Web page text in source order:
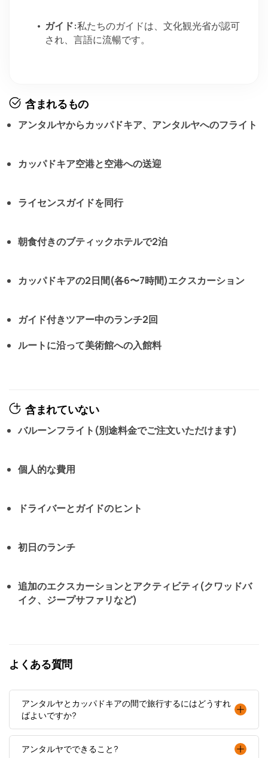
ガイド:私たちのガイドは、文化観光省が認可
され、言語に流暢です。
含まれるもの
アンタルヤからカッパドキア、アンタルヤへのフライト
カッパドキア空港と空港への送迎
ライセンスガイドを同行
朝食付きのブティックホテルで2泊
カッパドキアの2日間(各6〜7時間)エクスカーション
ガイド付きツアー中のランチ2回
ルートに沿って美術館への入館料
含まれていない
バルーンフライト(別途料金でご注文いただけます)
個人的な費用
ドライバーとガイドのヒント
初日のランチ
追加のエクスカーションとアクティビティ(クワッドバ
イク、ジープサファリなど)
よくある質問
アンタルヤとカッパドキアの間で旅行するにはどうすれ
ばよいですか?
アンタルヤでできること?